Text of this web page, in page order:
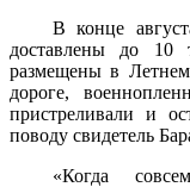
В конце
доставлены до 10
размещены в
дороге,
пристреливали и
поводу свидетель
«Когда